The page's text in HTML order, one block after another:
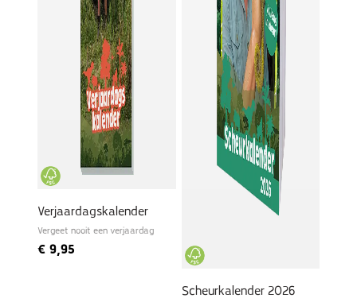
Verjaardagskalender
Vergeet nooit een verjaardag
€ 9,95
Scheurkalender 2026